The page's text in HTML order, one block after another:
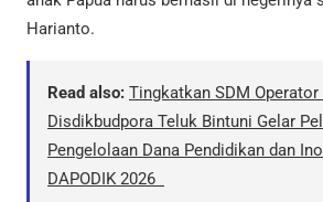
Harianto.
Read also: Tingkatkan SDM
Disdikbudpora Teluk Bintuni Gelar
Pengelolaan Dana Pendidikan dan
DAPODIK 2026